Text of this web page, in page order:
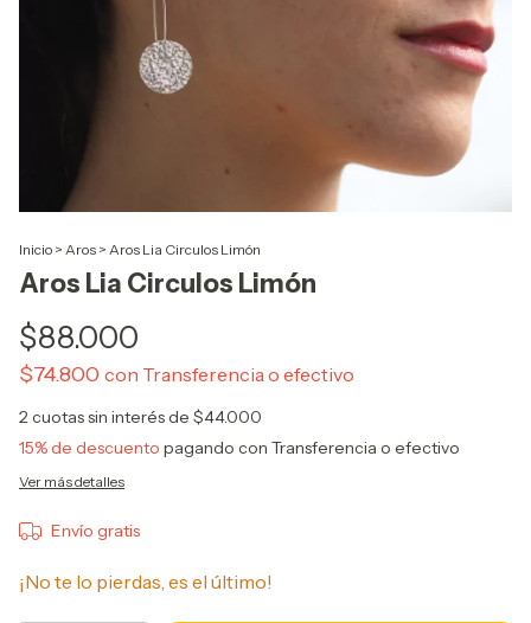
Inicio > Aros > Aros Lia Circulos Limón
Aros Lia Circulos Limón
$88.000
$74.800 con Transferencia o efectivo
2cuotas sin interés de $44.000
15% de descuento pagando con Transferencia o efectivo
Ver más detalles
Envío gratis
¡No te lo pierdas, es el último!